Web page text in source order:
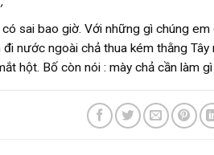
sai bao giờ. Với những gì chúng
nước ngoài chả thua kém thằng
hột. Bố còn nói : mày chả cần làm